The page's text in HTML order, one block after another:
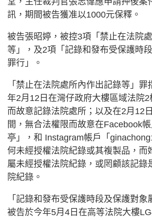
訊，期間被告獲准以1000元保釋。
被告張昭婷，被控3項「禁止在法院
等」，及2項「記錄和發布受保護時
罪行」。
「禁止在法院處所內作出記錄等」
年2月12日在灣仔政府大樓區域法院
而故意記錄法院處所；以及在2月12
間，無合法權限而故意在Facebook
亭」，和 Instagram帳戶「
何未經授權法院紀錄或其複製品，而
屬未經授權法院紀錄，或罔顧該記錄
院紀錄。
「記錄和發布受保護時段及保護對象
被告於今年5月4日在高等法院大樓